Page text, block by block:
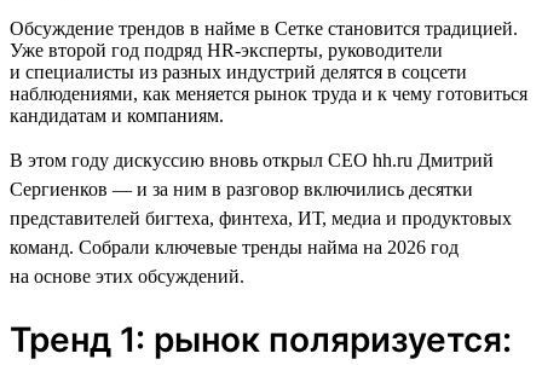
Обсуждение трендов в найме в Сетке становится традицией.
Уже второй год подряд HR-эксперты, руководители
и специалисты из разных индустрий делятся в соцсети
наблюдениями, как меняется рынок труда и к чему готовиться
кандидатам и компаниям.
В этом году дискуссию вновь открыл CEO hh.ru Дмитрий
Сергиенков — и за ним в разговор включились десятки
представителей бигтеха, финтеха, ИТ, медиа и продуктовых
команд. Собрали ключевые тренды найма на 2026 год
на основе этих обсуждений.
Тренд 1: рынок поляризуется: